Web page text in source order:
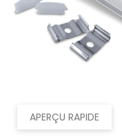
APERÇU RAPIDE